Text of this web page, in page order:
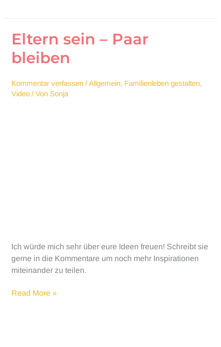
Eltern sein – Paar
bleiben
Kommentar verfassen /Allgemein, Familienleben gestalten,
Video / VonSonja
Ich würde mich sehr über eure Ideen freuen! Schreibt sie
gerne in die Kommentare um noch mehr Inspirationen
miteinander zu teilen.
Eltern
Read More »